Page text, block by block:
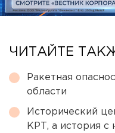
ЧИТАЙТЕ
Ракетная
области
Исторический
КРТ, а история с